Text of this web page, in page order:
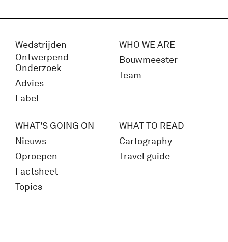
Wedstrijden
Ontwerpend
Onderzoek
Advies
Label
WHO WE ARE
Bouwmeester
Team
WHAT'S GOING ON
Nieuws
Oproepen
Factsheet
Topics
WHAT TO READ
Cartography
Travel guide